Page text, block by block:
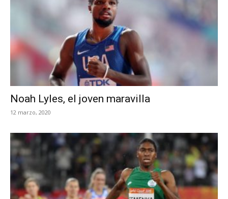
Noah Lyles, el joven maravilla
12 marzo, 2020